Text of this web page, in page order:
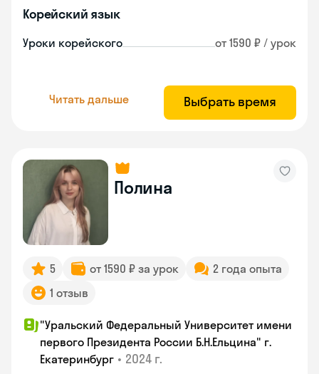
Корейский язык
Уроки корейского от 1590 ₽ / урок
Читать дальше Выбрать время
Полина
5 от 1590 ₽ за урок
2 года опыта
1 отзыв
"Уральский Федеральный Университет имени
первого Президента России Б.Н.Ельцина" г.
Екатеринбург • 2024 г.